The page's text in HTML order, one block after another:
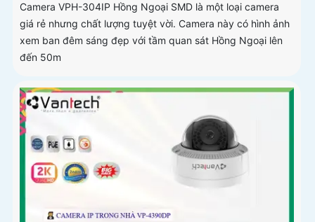
Camera VPH-304IP Hồng Ngoại SMD là một loại camera
giá rẻ nhưng chất lượng tuyệt vời. Camera này có hình ảnh
xem ban đêm sáng đẹp với tầm quan sát Hồng Ngoại lên
đến 50m